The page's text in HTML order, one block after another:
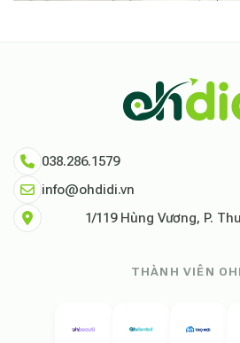
038.286.1579
info@ohdidi.vn
1/119 Hùng Vương, P.
THÀNH VIÊN